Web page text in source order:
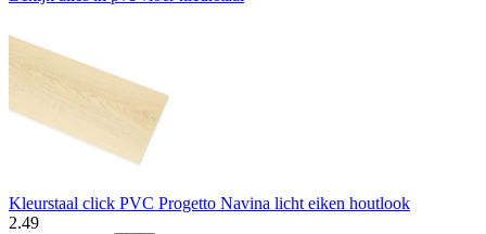
Kleurstaal click PVC Progetto Navina licht eiken houtlook
2.49